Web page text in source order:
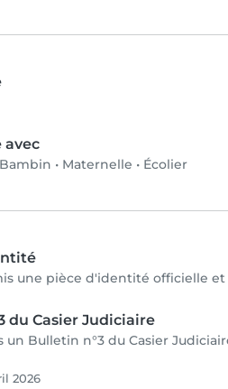
avec
Bambin • Maternelle • Écolier
une pièce d'identité officielle
du Casier Judiciaire
un Bulletin n°3 du Casier
2026